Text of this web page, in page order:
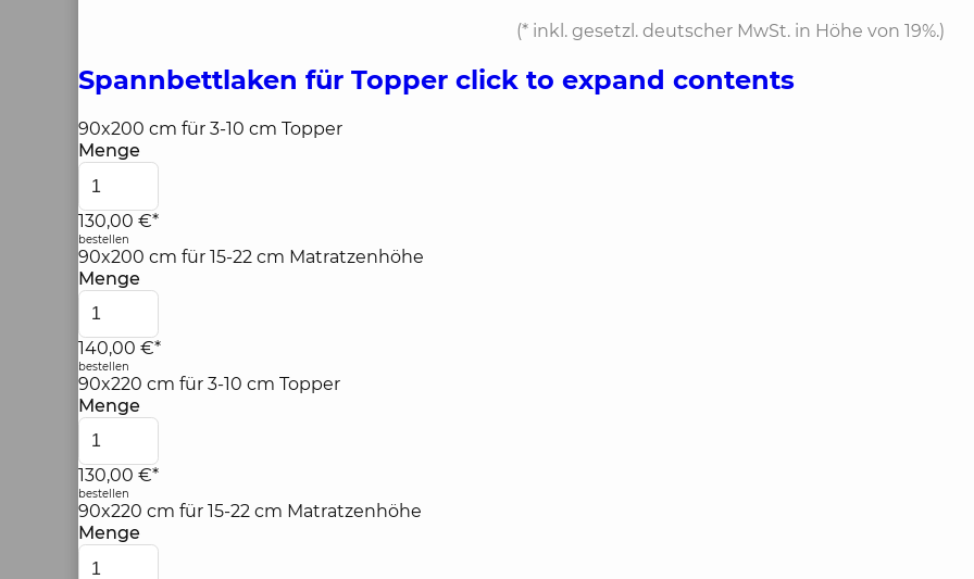
(* inkl. gesetzl. deutscher MwSt. in Höhe von 19%.)
Spannbettlaken für Topper click to expand contents
90x200 cm für 3-10 cm Topper
Menge
130,00 €*
bestellen
90x200 cm für 15-22 cm Matratzenhöhe
Menge
140,00 €*
bestellen
90x220 cm für 3-10 cm Topper
Menge
130,00 €*
bestellen
90x220 cm für 15-22 cm Matratzenhöhe
Menge